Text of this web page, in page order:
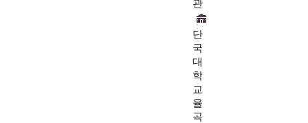
관
단
국
대
학
교
율
곡